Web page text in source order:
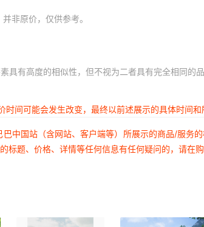
非原价，仅供参考。
有高度的相似性，但不视为二者具有完全相同的
间可能会发生改变，最终以前述展示的具体时间和
中国站（含网站、客户端等）所展示的商品/服
题、价格、详情等任何信息有任何疑问的，请